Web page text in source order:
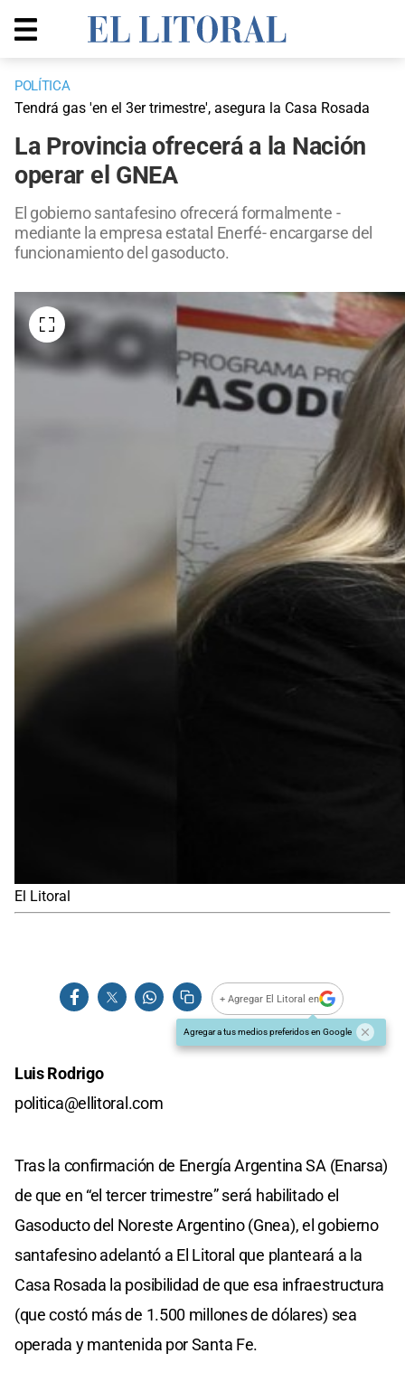
POLÍTICA
Tendrá gas 'en el 3er trimestre', asegura la Casa Rosada
La Provincia ofrecerá a la Nación
operar el GNEA
El gobierno santafesino ofrecerá formalmente -
mediante la empresa estatal Enerfé- encargarse del
funcionamiento del gasoducto.
El Litoral
+ Agregar El Litoral en
Agregar a tus medios preferidos en Google
Luis Rodrigo
politica@ellitoral.com
Tras la confirmación de Energía Argentina SA (Enarsa)
de que en “el tercer trimestre” será habilitado el
Gasoducto del Noreste Argentino (Gnea), el gobierno
santafesino adelantó a El Litoral que planteará a la
Casa Rosada la posibilidad de que esa infraestructura
(que costó más de 1.500 millones de dólares) sea
operada y mantenida por Santa Fe.